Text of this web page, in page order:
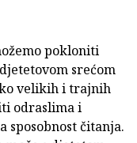
pokloniti
srećom
velikih i trajnih
odraslima i
sposobnost čitanja.